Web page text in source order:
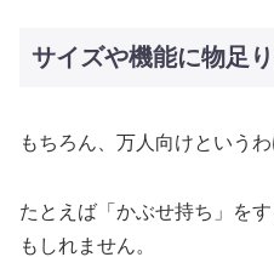
サイズや機能に物足
もちろん、万人向けという
たとえば「かぶせ持ち」を
もしれません。